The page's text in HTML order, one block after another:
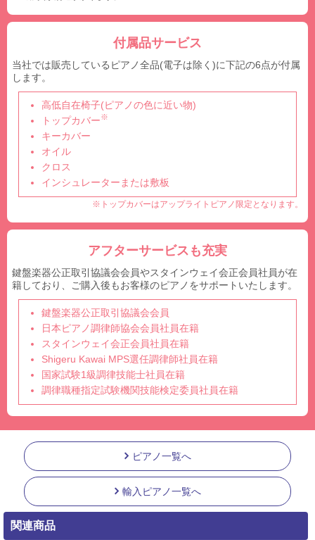
付属品サービス
当社では販売しているピアノ全品(電子は除く)に下記の6点が付属
します。
高低自在椅子(ピアノの色に近い物)
トップカバー※
キーカバー
オイル
クロス
インシュレーターまたは敷板
※トップカバーはアップライトピアノ限定となります。
アフターサービスも充実
鍵盤楽器公正取引協議会会員やスタインウェイ会正会員社員が在
籍しており、ご購入後もお客様のピアノをサポートいたします。
鍵盤楽器公正取引協議会会員
日本ピアノ調律師協会会員社員在籍
スタインウェイ会正会員社員在籍
Shigeru Kawai MPS選任調律師社員在籍
国家試験1級調律技能士社員在籍
調律職種指定試験機関技能検定委員社員在籍
ピアノ一覧へ
輸入ピアノ一覧へ
関連商品